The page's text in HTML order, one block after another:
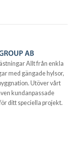
Allt från enkla
med gängade hylsor,
Utöver vårt
kundanpassade
ditt speciella projekt.